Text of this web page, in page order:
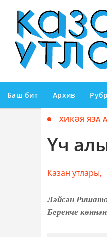
Баш бит Архив
ХИКӘЯ ЯЗА
Үч
Казан утлары,
Ләйсән
Беренче